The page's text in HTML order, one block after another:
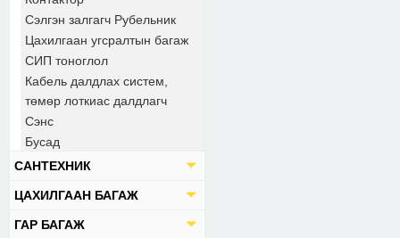
Сэлгэн залгагч Рубельник
Цахилгаан угсралтын багаж
СИП тоноглол
Кабель далдлах систем,
төмөр лоткиас далдлагч
Сэнс
Бусад
САНТЕХНИК
ЦАХИЛГААН БАГАЖ
ГАР БАГАЖ